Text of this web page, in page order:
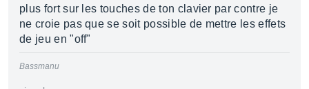
plus fort sur les touches de ton clavier par contre je
ne croie pas que se soit possible de mettre les effets
de jeu en "off"
Bassmanu